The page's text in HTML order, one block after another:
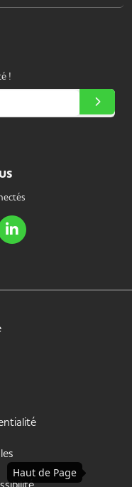
!
de Handi Energie
Twitter de Handi Energie
Haut de Page